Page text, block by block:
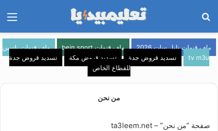
عن
ملف قنوات نايل سات 2026 ملف قنوات bein sport
ملف قنوات ياسين
tv m3u
تسديد قروض جدة تسديد قروض مكة
تسديد قروض جدة
للقطاع الخاص
من نحن
صفحة “من نحن” – ta3leem.net